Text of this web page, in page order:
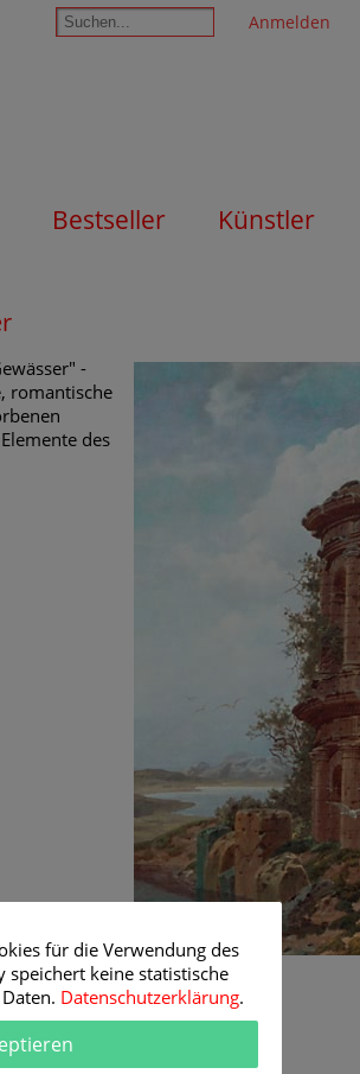
Anmelden
Bestseller Künstler
-
romantische
des
für die Verwendung des
speichert keine statistische
Datenschutzerklärung.